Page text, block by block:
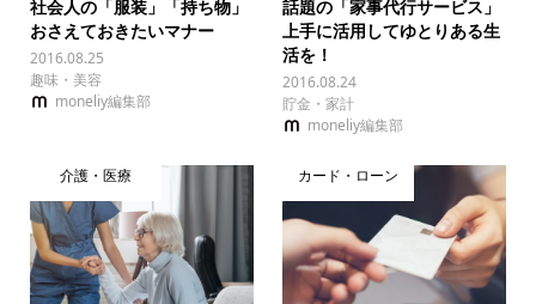
社会人の「服装」「持ち物」
おさえておきたいマナー
2016.08.25
趣味・美容
moneliy編集部
話題の「家事代行サービス」
上手に活用してゆとりある生
活を！
2016.08.24
貯金・家計
moneliy編集部
介護・医療 カード・ローン